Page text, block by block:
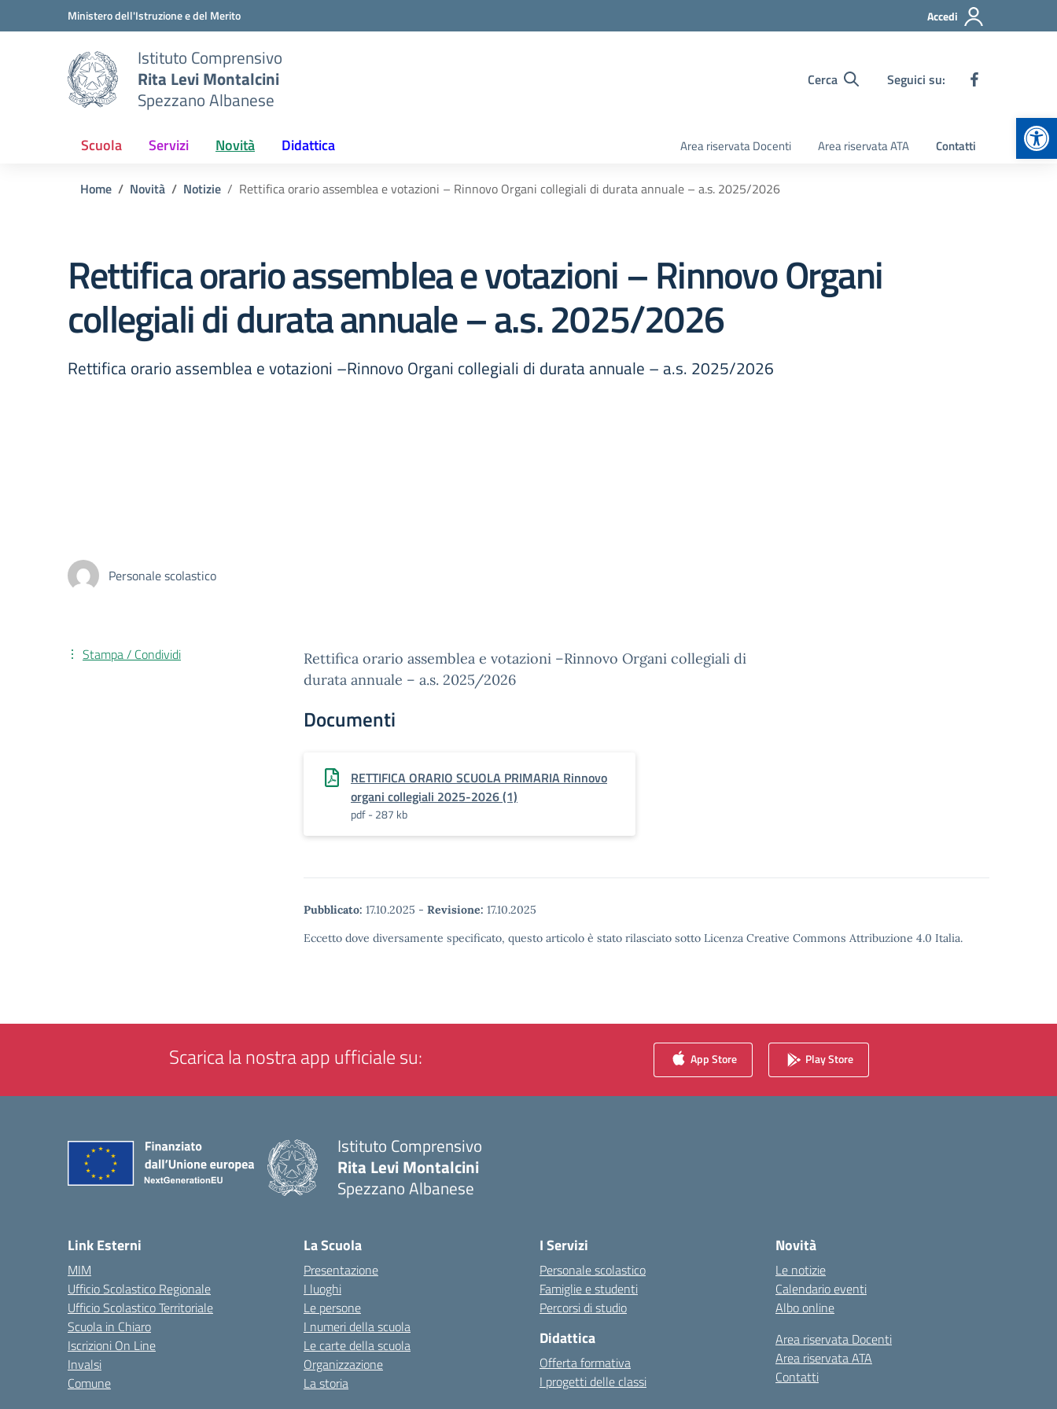
Vai ai contenuti
Vai al menu di navigazioneMinistero dell'Istruzione e del Merito Accedi
Istituto Comprensivo
Rita Levi Montalcini
Spezzano Albanese
Cerca Seguici su:
Scuola Servizi Novità Didattica Area riservata Docenti Area riservata ATA Contatti
Home Novità Notizie Rettifica orario assemblea e votazioni – Rinnovo Organi collegiali di durata annuale – a.s. 2025/2026
Rettifica orario assemblea e votazioni – Rinnovo Organi
collegiali di durata annuale – a.s. 2025/2026
Rettifica orario assemblea e votazioni –Rinnovo Organi collegiali di durata annuale – a.s. 2025/2026
Personale scolastico
Rettifica orario assemblea e votazioni –Rinnovo Organi collegiali di
durata annuale – a.s. 2025/2026
Documenti
RETTIFICA ORARIO SCUOLA PRIMARIA Rinnovo
organi collegiali 2025-2026 (1)
pdf - 287 kb
Pubblicato: 17.10.2025 - Revisione: 17.10.2025
Eccetto dove diversamente specificato, questo articolo è stato rilasciato sotto Licenza Creative Commons Attribuzione 4.0 Italia.
Stampa / Condividi
Scarica la nostra app ufficiale su: App Store Play Store
Istituto Comprensivo
Rita Levi Montalcini
Spezzano Albanese
Link Esterni
MIM
Ufficio Scolastico Regionale
Ufficio Scolastico Territoriale
Scuola in Chiaro
Iscrizioni On Line
Invalsi
Comune
La Scuola
Presentazione
I luoghi
Le persone
I numeri della scuola
Le carte della scuola
Organizzazione
La storia
I Servizi
Personale scolastico
Famiglie e studenti
Percorsi di studio
Didattica
Offerta formativa
I progetti delle classi
Novità
Le notizie
Calendario eventi
Albo online
Area riservata Docenti
Area riservata ATA
Contatti